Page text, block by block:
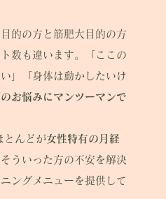
的の方と筋肥大目的の方
数も違います。「ここの
」「身体は動かしたいけ
お悩みにマンツーマンで
とんどが女性特有の月経
ういった方の不安を解決
ングメニューを提供して